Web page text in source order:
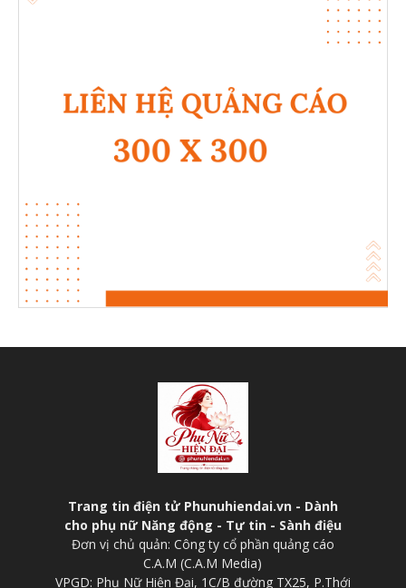
Trang tin điện tử Phunuhiendai.vn - Dành
cho phụ nữ Năng động - Tự tin - Sành điệu
Đơn vị chủ quản: Công ty cổ phần quảng cáo
C.A.M (C.A.M Media)
VPGD: Phụ Nữ Hiện Đại, 1C/B đường TX25, P.Thới